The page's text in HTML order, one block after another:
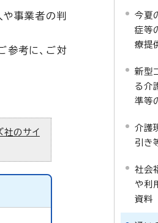
事業者の判
参考に、ご対
社のサイ
今夏
症等
療提
新型
る介
準等
介護
引き
社会
や利
資料